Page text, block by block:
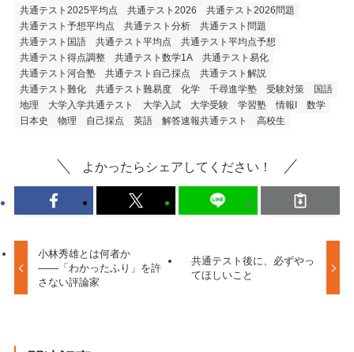
共通テスト2025平均点 共通テスト2026
共通テスト2026問題
共通テスト予想平均点
共通テスト分析
共通テスト問題
共通テスト国語
共通テスト平均点
共通テスト平均点予想
共通テスト得点調整
共通テスト数学1A
共通テスト易化
共通テスト河合塾
共通テスト自己採点
共通テスト解説
共通テスト難化
共通テスト難易度 化学 千尋進学塾 受験対策
国語
地理
大学入学共通テスト 大学入試 大学受験 学習塾 情報I
数学
日本史
物理 自己採点 英語 解答速報共通テスト 高校生
よかったらシェアしてください！
小林秀雄とは何者か
――「わかったふり」を許
さない評論家
共通テスト後に、必ずやっ
てほしいこと